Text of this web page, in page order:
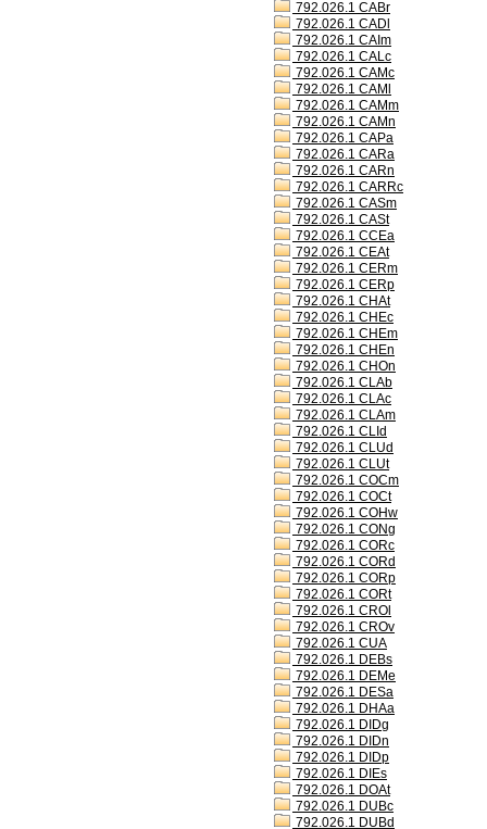
792.026.1 CABr
792.026.1 CADl
792.026.1 CAIm
792.026.1 CALc
792.026.1 CAMc
792.026.1 CAMl
792.026.1 CAMm
792.026.1 CAMn
792.026.1 CAPa
792.026.1 CARa
792.026.1 CARn
792.026.1 CARRc
792.026.1 CASm
792.026.1 CASt
792.026.1 CCEa
792.026.1 CEAt
792.026.1 CERm
792.026.1 CERp
792.026.1 CHAt
792.026.1 CHEc
792.026.1 CHEm
792.026.1 CHEn
792.026.1 CHOn
792.026.1 CLAb
792.026.1 CLAc
792.026.1 CLAm
792.026.1 CLId
792.026.1 CLUd
792.026.1 CLUt
792.026.1 COCm
792.026.1 COCt
792.026.1 COHw
792.026.1 CONg
792.026.1 CORc
792.026.1 CORd
792.026.1 CORp
792.026.1 CORt
792.026.1 CROl
792.026.1 CROv
792.026.1 CUA
792.026.1 DEBs
792.026.1 DEMe
792.026.1 DESa
792.026.1 DHAa
792.026.1 DIDg
792.026.1 DIDn
792.026.1 DIDp
792.026.1 DIEs
792.026.1 DOAt
792.026.1 DUBc
792.026.1 DUBd